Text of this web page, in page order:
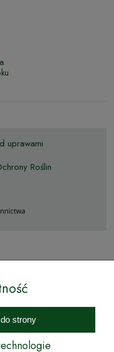
uprawami
Roślin
Sady to inicjatywa
jest wprowadzenie na
drzewek ozdobnych oraz
zarówno małych, jak
strony